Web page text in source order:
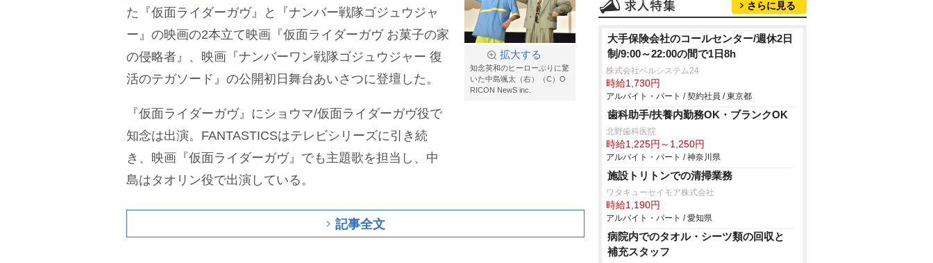
拡大する
知念英和のヒーローぶりに驚
いた中島颯太（右）（C）O
RICON NewS inc.
た『仮面ライダーガヴ』と『ナンバー戦隊ゴジュウジャ
ー』の映画の2本立て映画『仮面ライダーガヴ お菓子の家
の侵略者』、映画『ナンバーワン戦隊ゴジュウジャー 復
活のテガソード』の公開初日舞台あいさつに登壇した。
『仮面ライダーガヴ』にショウマ/仮面ライダーガヴ役で
知念は出演。FANTASTICSはテレビシリーズに引き続
き、映画『仮面ライダーガヴ』でも主題歌を担当し、中
島はタオリン役で出演している。
記事全文
さらに見る
大手保険会社のコールセンター/週休2日
制/9:00～22:00の間で1日8h
株式会社ベルシステム24
時給1,730円
アルバイト・パート / 契約社員 / 東京都
歯科助手/扶養内勤務OK・ブランクOK
北野歯科医院
時給1,225円～1,250円
アルバイト・パート / 神奈川県
施設トリトンでの清掃業務
ワタキューセイモア株式会社
時給1,190円
アルバイト・パート / 愛知県
病院内でのタオル・シーツ類の回収と
補充スタッフ